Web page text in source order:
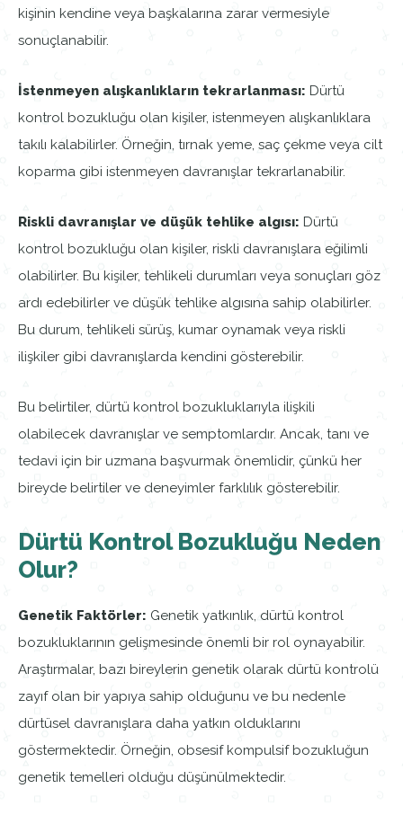
kişinin kendine veya başkalarına zarar vermesiyle
sonuçlanabilir.
İstenmeyen alışkanlıkların tekrarlanması: Dürtü
kontrol bozukluğu olan kişiler, istenmeyen alışkanlıklara
takılı kalabilirler. Örneğin, tırnak yeme, saç çekme veya cilt
koparma gibi istenmeyen davranışlar tekrarlanabilir.
Riskli davranışlar ve düşük tehlike algısı: Dürtü
kontrol bozukluğu olan kişiler, riskli davranışlara eğilimli
olabilirler. Bu kişiler, tehlikeli durumları veya sonuçları göz
ardı edebilirler ve düşük tehlike algısına sahip olabilirler.
Bu durum, tehlikeli sürüş, kumar oynamak veya riskli
ilişkiler gibi davranışlarda kendini gösterebilir.
Bu belirtiler, dürtü kontrol bozukluklarıyla ilişkili
olabilecek davranışlar ve semptomlardır. Ancak, tanı ve
tedavi için bir uzmana başvurmak önemlidir, çünkü her
bireyde belirtiler ve deneyimler farklılık gösterebilir.
Dürtü Kontrol Bozukluğu Neden
Olur?
Genetik Faktörler: Genetik yatkınlık, dürtü kontrol
bozukluklarının gelişmesinde önemli bir rol oynayabilir.
Araştırmalar, bazı bireylerin genetik olarak dürtü kontrolü
zayıf olan bir yapıya sahip olduğunu ve bu nedenle
dürtüsel davranışlara daha yatkın olduklarını
göstermektedir. Örneğin, obsesif kompulsif bozukluğun
genetik temelleri olduğu düşünülmektedir.